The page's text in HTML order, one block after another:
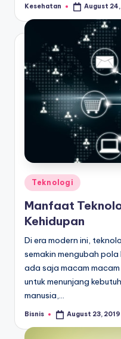
Posted
Kesehatan August 24,
Posted
in
Teknologi
Manfaat
Kehidupan
Di era modern ini,
semakin mengubah
ada saja macam
untuk menunjang
manusia,…
Posted
Bisnis August 23, 2019